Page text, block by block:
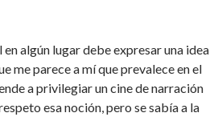
algún lugar debe expresar una idea
me parece a mí que prevalece en el
a privilegiar un cine de narración
esa noción, pero se sabía a la